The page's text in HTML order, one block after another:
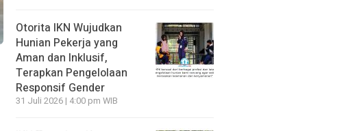
Otorita IKN Wujudkan
Hunian Pekerja yang
Aman dan Inklusif,
Terapkan Pengelolaan
Responsif Gender
31 Juli 2026 | 4:00 pm WIB